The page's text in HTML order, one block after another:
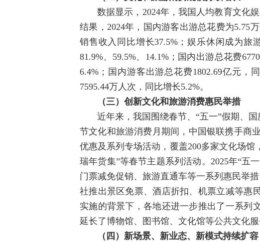
数据显示，2024年，我国人均教育文化
结果，2024年，国内游客出游总花费为5.75
销售收入同比增长37.5%；娱乐休闲成为
81.9%、59.5%、14.1%；国内出游总花费
6.4%；国内游客出游总花费1802.69亿元
7595.44万人次，同比增长5.2%。
（三）创新文化和旅游消费惠民举措
近年来，我国围绕春节、“五一”假期、
节文化和旅游消费月期间，中国银联携手商
优惠及系列专场活动，覆盖200多家文化场馆
瑞年货集”等春节主题系列活动。2025年“五
门票减免促销、旅游直通车等一系列惠民举
社推出景区免票、酒店折扣、机票立减等惠
实施的背景下，各地还进一步推出了一系列
延长了博物馆、图书馆、文化馆等公共文化服
（四）新场景、新业态、新模式持续扩容